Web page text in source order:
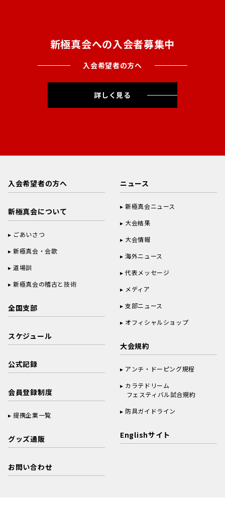
新極真会への入会者募集中
入会希望者の方へ
詳しく見る
入会希望者の方へ
新極真会について
ごあいさつ
新極真会・会歌
道場訓
新極真会の稽古と技術
全国支部
スケジュール
公式記録
会員登録制度
提携企業一覧
グッズ通販
お問い合わせ
ニュース
新極真会ニュース
大会結果
大会情報
海外ニュース
代表メッセージ
メディア
支部ニュース
オフィシャルショップ
大会規約
アンチ・ドーピング規程
カラテドリーム
フェスティバル試合規約
防具ガイドライン
Englishサイト